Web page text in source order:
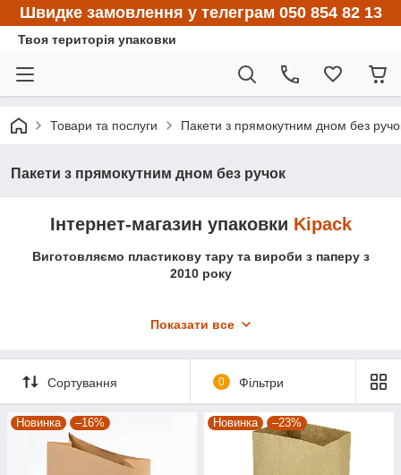
Швидке замовлення у телеграм 050 854 82 13
Твоя територія упаковки
Товари та послуги Пакети з прямокутним дном без
Пакети з прямокутним дном без ручок
Інтернет-магазин упаковки Kipack
Виготовляємо пластикову тару та вироби з паперу з
2010 року
Показати все
Сортування 0 Фільтри
Новинка –16% Новинка –23%